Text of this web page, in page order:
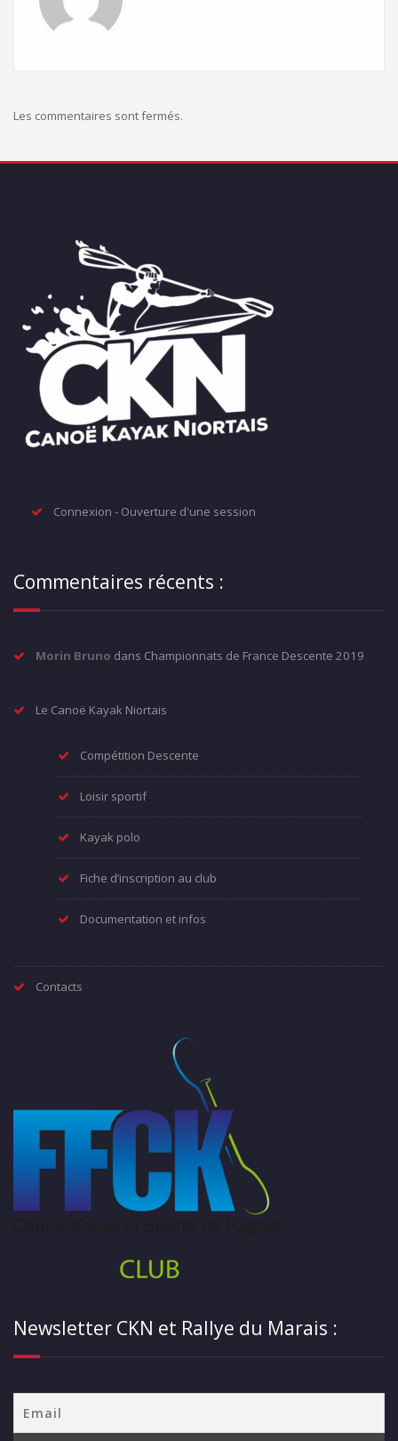
Les commentaires sont fermés.
Connexion - Ouverture d'une session
Commentaires récents :
Morin Bruno dans Championnats de France Descente 2019
Le Canoë Kayak Niortais
Compétition Descente
Loisir sportif
Kayak polo
Fiche d’inscription au club
Documentation et infos
Contacts
Newsletter CKN et Rallye du Marais :